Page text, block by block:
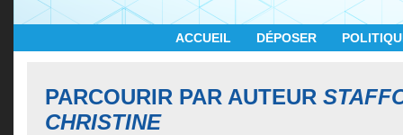
ACCUEIL DÉPOSER
PARCOURIR PAR AUTEUR
CHRISTINE